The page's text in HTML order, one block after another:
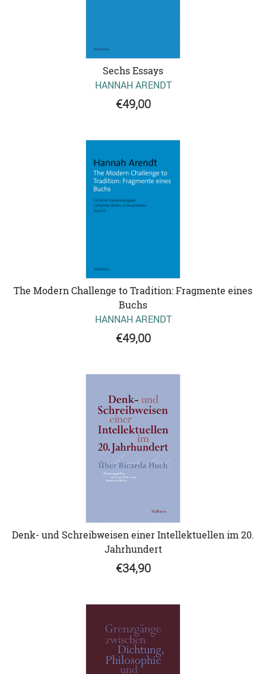
Sechs Essays
HANNAH ARENDT
€49,00
The Modern Challenge to Tradition: Fragmente eines
Buchs
HANNAH ARENDT
€49,00
Denk- und Schreibweisen einer Intellektuellen im 20.
Jahrhundert
€34,90